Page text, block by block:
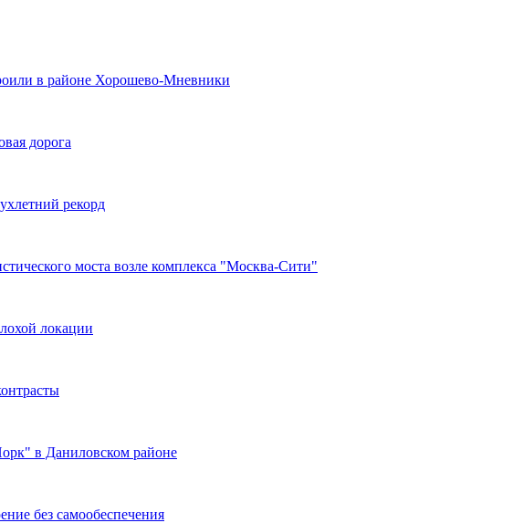
в районе Хорошево-Мневники
дорога
рекорд
моста возле комплекса "Москва-Сити"
локации
в Даниловском районе
без самообеспечения